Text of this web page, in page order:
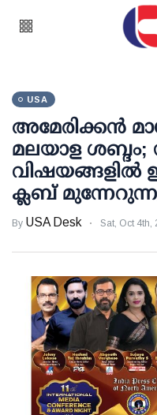
USA
അമേരിക്കൻ
മലയാള
വിഷയങ്ങളിൽ
ക്ലബ്
By USA Desk Sat, Oct 4th,